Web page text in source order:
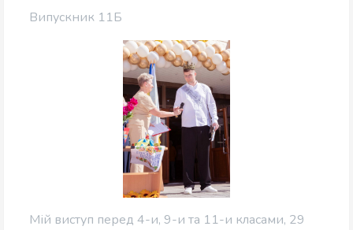
Випускник 11Б
Мій виступ перед 4-и, 9-и та 11-и класами, 29